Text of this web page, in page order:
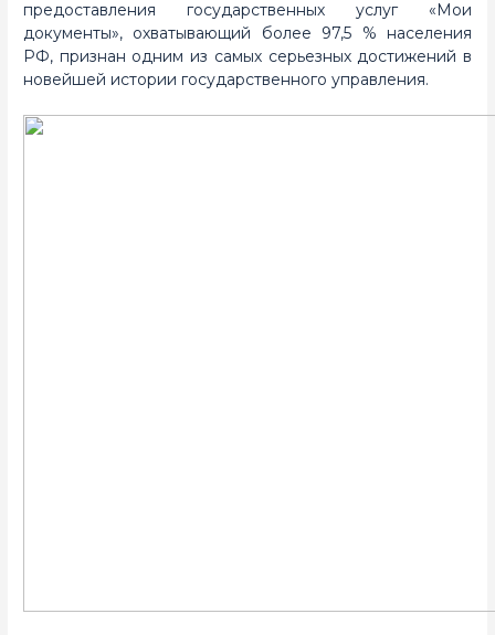
предоставления государственных услуг «Мои
документы», охватывающий более 97,5 % населения
РФ, признан одним из самых серьезных достижений в
новейшей истории государственного управления.